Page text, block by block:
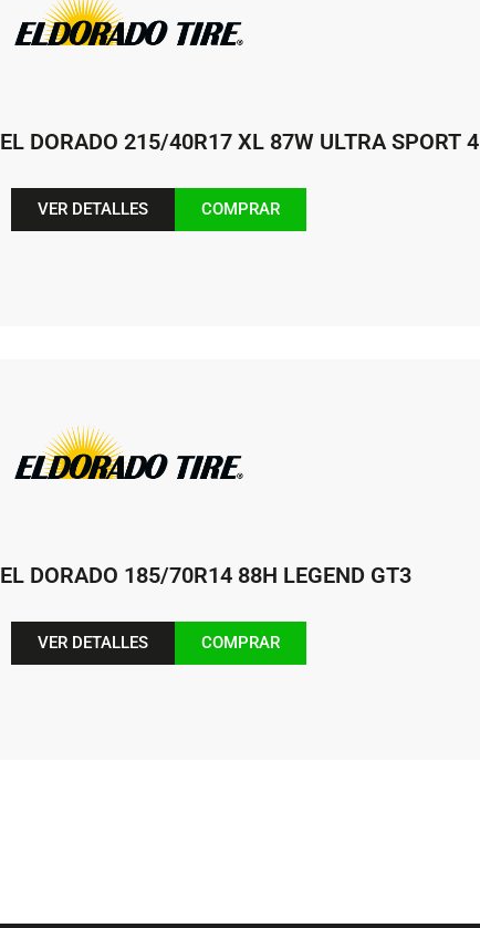
EL DORADO 215/40R17 XL 87W ULTRA SPORT 4
VER DETALLES COMPRAR
EL DORADO 185/70R14 88H LEGEND GT3
VER DETALLES COMPRAR